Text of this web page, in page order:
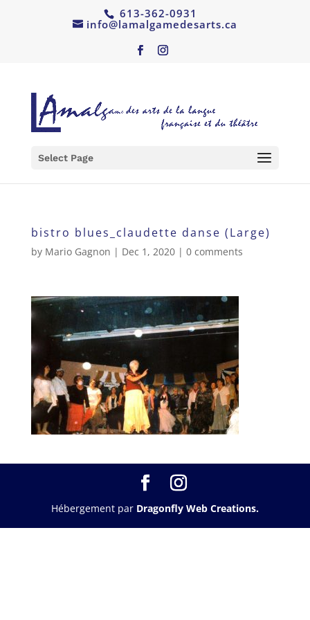
613-362-0931
info@lamalgamedesarts.ca
Select Page
bistro blues_claudette danse (Large)
by Mario Gagnon | Dec 1, 2020| 0 comments
Hébergement par Dragonfly Web Creations.